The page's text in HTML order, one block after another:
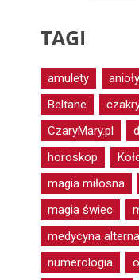
TAGI
amulety anioły
Beltane
CzaryMary.pl
horoskop
magia miłosna
magia świec
medycyna
numerologia